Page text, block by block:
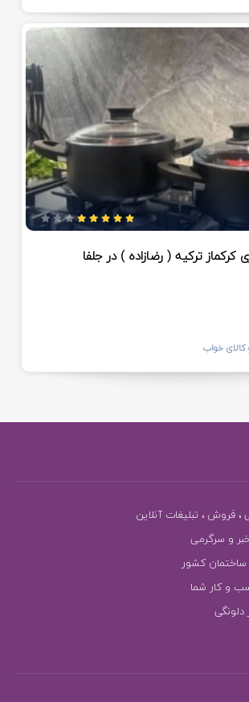
کرکماز ترکیه ( رضازاده ) در جلفا
کالای خواب
، فروش ، تبلیغات آنلاین
و سرگرمی
ساختمان کشور
و کار شما
دلونگی